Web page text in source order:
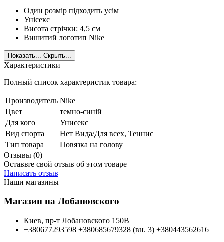
Один розмір підходить усім
Унісекс
Висота стрічки: 4,5 см
Вишитий логотип Nike
Показать... Скрыть...
Характеристики
Полный список характеристик товара:
Производитель Nike
Цвет
темно-синій
Для кого
Унисекс
Вид спорта
Нет Вида/Для всех, Теннис
Тип товара
Повязка на голову
Отзывы (0)
Оставьте свой отзыв об этом товаре
Написать отзыв
Наши магазины
Магазин на Лобановского
Киев, пр-т Лобановского 150В
+380677293598 +380685679328 (вн. 3) +380443562616